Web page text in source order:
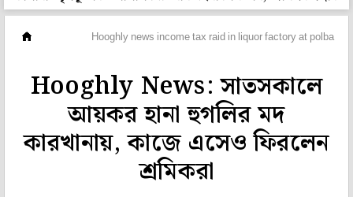
Hooghly news income tax raid in liquor factory at polba
Hooghly News: সাতসকালে
আয়কর হানা হুগলির মদ
কারখানায়, কাজে এসেও ফিরলেন
শ্রমিকরা